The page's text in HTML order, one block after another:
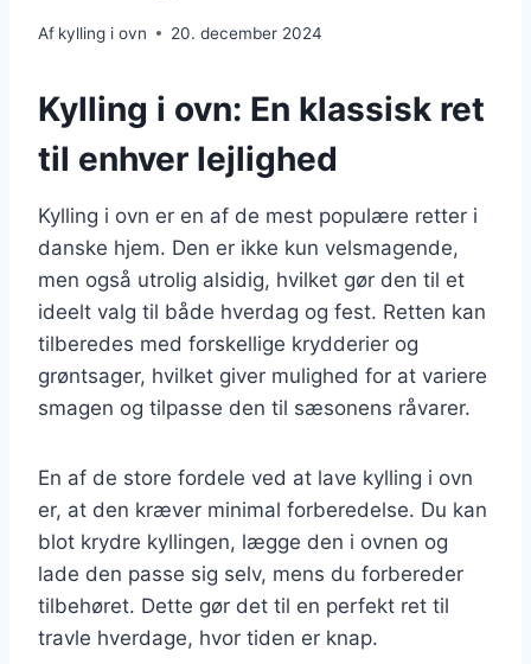
Af kylling i ovn 20. december 2024
Kylling i ovn: En klassisk ret
til enhver lejlighed
Kylling i ovn er en af de mest populære retter i
danske hjem. Den er ikke kun velsmagende,
men også utrolig alsidig, hvilket gør den til et
ideelt valg til både hverdag og fest. Retten kan
tilberedes med forskellige krydderier og
grøntsager, hvilket giver mulighed for at variere
smagen og tilpasse den til sæsonens råvarer.
En af de store fordele ved at lave kylling i ovn
er, at den kræver minimal forberedelse. Du kan
blot krydre kyllingen, lægge den i ovnen og
lade den passe sig selv, mens du forbereder
tilbehøret. Dette gør det til en perfekt ret til
travle hverdage, hvor tiden er knap.